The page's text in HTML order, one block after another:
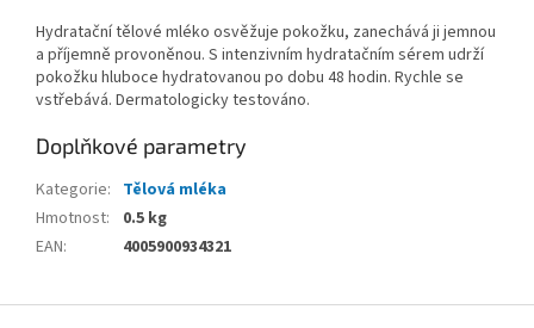
Hydratační tělové mléko osvěžuje pokožku, zanechává ji jemnou
a příjemně provoněnou. S intenzivním hydratačním sérem udrží
pokožku hluboce hydratovanou po dobu 48 hodin. Rychle se
vstřebává. Dermatologicky testováno.
Doplňkové parametry
Kategorie: Tělová mléka
Hmotnost:
0.5 kg
EAN: 4005900934321